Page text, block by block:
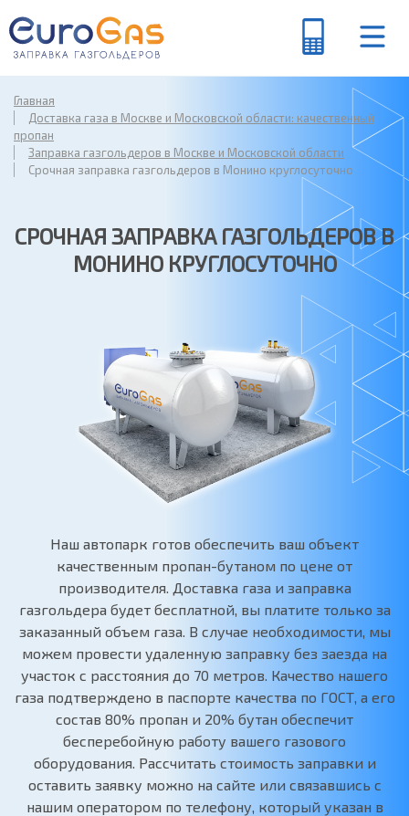
Главная
Доставка газа в Москве и Московской области: качественный
пропан
Заправка газгольдеров в Москве и Московской области
Срочная заправка газгольдеров в Монино круглосуточно
СРОЧНАЯ ЗАПРАВКА ГАЗГОЛЬДЕРОВ В
МОНИНО КРУГЛОСУТОЧНО
Наш автопарк готов обеспечить ваш объект
качественным пропан-бутаном по цене от
производителя. Доставка газа и заправка
газгольдера будет бесплатной, вы платите только за
заказанный объем газа. В случае необходимости, мы
можем провести удаленную заправку без заезда на
участок с расстояния до 70 метров. Качество нашего
газа подтверждено в паспорте качества по ГОСТ, а его
состав 80% пропан и 20% бутан обеспечит
бесперебойную работу вашего газового
оборудования. Рассчитать стоимость заправки и
оставить заявку можно на сайте или связавшись с
нашим оператором по телефону, который указан в